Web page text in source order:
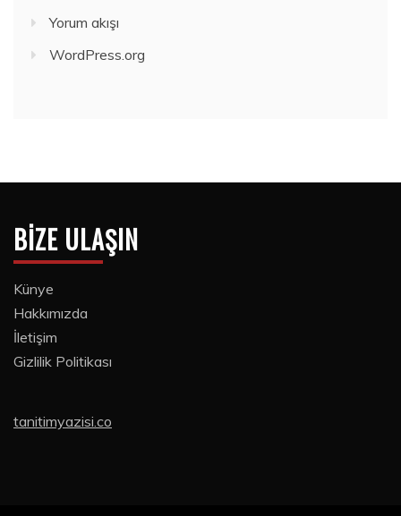
Yorum akışı
WordPress.org
BIZE ULAŞIN
Künye
Hakkımızda
İletişim
Gizlilik Politikası
tanitimyazisi.co